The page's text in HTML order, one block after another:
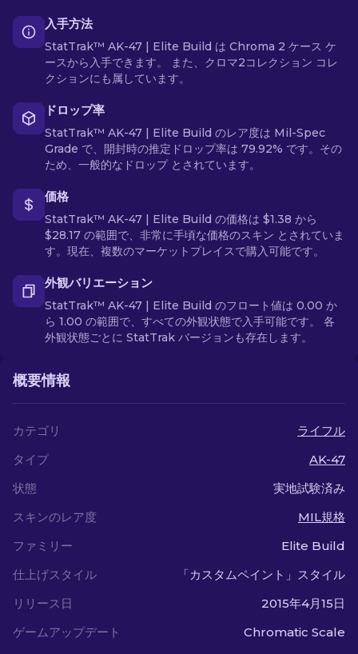
入手方法
StatTrak™ AK-47 | Elite Build は Chroma 2 ケース ケ
ースから入手できます。 また、クロマ2コレクション コレ
クションにも属しています。
ドロップ率
StatTrak™ AK-47 | Elite Build のレア度は Mil-Spec
Grade で、開封時の推定ドロップ率は 79.92% です。その
ため、一般的なドロップ とされています。
価格
StatTrak™ AK-47 | Elite Build の価格は $1.38 から
$28.17 の範囲で、非常に手頃な価格のスキン とされていま
す。現在、複数のマーケットプレイスで購入可能です。
外観バリエーション
StatTrak™ AK-47 | Elite Build のフロート値は 0.00 か
ら 1.00 の範囲で、すべての外観状態で入手可能です。 各
外観状態ごとに StatTrak バージョンも存在します。
概要情報
カテゴリ
ライフル
タイプ
AK-47
状態
実地試験済み
スキンのレア度
MIL規格
ファミリー
Elite Build
仕上げスタイル
「カスタムペイント」スタイル
リリース日
2015年4月15日
ゲームアップデート
Chromatic Scale